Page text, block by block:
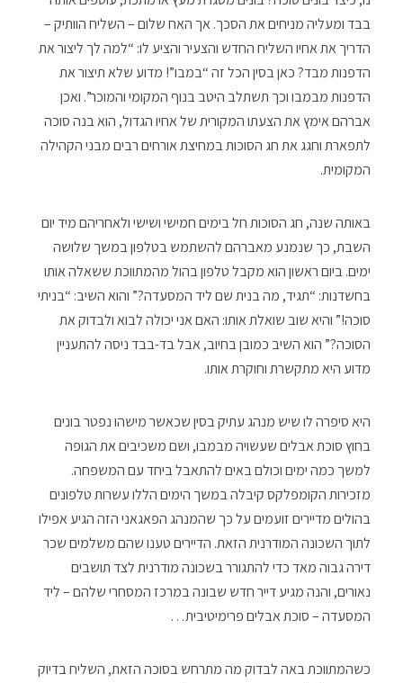
בבד ומעליה מניחים את הסכך. אך האח שלום – השליח הוותיק –
הדריך את אחיו השליח החדש והצעיר והציע לו: “למה לך ליצור את
הדפנות מבד? כאן בסין הכל זה “במבו”! מדוע שלא תיצור את
הדפנות מבמבו וכך תשתלב היטב בנוף המקומי והמוכר”. ואכן
אברהם אימץ את הצעתו המקורית של אחיו הגדול, הוא בנה סוכה
לתפארת וחגג את חג הסוכות במחיצת אורחים רבים מבני הקהילה
המקומית.
באותה שנה, חג הסוכות חל בימים חמישי ושישי ולאחריהם מיד יום
השבת, כך שנמנע מאברהם להשתמש בטלפון במשך שלושה
ימים. ביום ראשון הוא מקבל טלפון בהול מהמתווכת ששאלה אותו
בחשדנות: “תגיד, מה בנית שם ליד המסעדה?” והוא השיב: “בניתי
סוכה!” והיא שוב שואלת אותו: האם אני יכולה לבוא ולבדוק את
הסוכה?” הוא השיב כמובן בחיוב, אבל בד-בבד ניסה להתעניין
מדוע היא מתקשרת וחוקרת אותו.
היא סיפרה לו שיש מנהג עתיק בסין שכאשר מישהו נפטר בונים
בחוץ סוכת אבלים שעשויה מבמבו, ושם משכיבים את הגופה
למשך כמה ימים וכולם באים להתאבל ביחד עם המשפחה.
מזכירות הקומפלקס קיבלה במשך הימים הללו עשרות טלפונים
בהולים מדיירים זועמים על כך שהמנהג הפאגאני הזה הגיע אפילו
לתוך השכונה המודרנית הזאת. הדיירים טענו שהם משלמים שכר
דירה גבוה מאד כדי להתגורר בשכונה מודרנית לצד תושבים
נאורים, והנה מגיע דייר חדש שבונה במרכז המסחרי שלהם – ליד
המסעדה – סוכת אבלים פרימיטיבית…
כשהמתווכת באה לבדוק מה מתרחש בסוכה הזאת, השליח בדיוק